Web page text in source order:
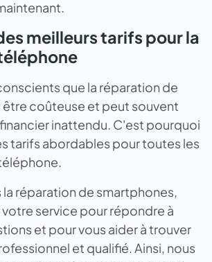
meilleurs tarifs pour la
que la réparation de
coûteuse et peut souvent
inattendu. C'est pourquoi
tarifs abordables pour toutes les
réparation de smartphones,
votre service pour répondre à
et pour vous aider à trouver
et qualifié. Ainsi, nous